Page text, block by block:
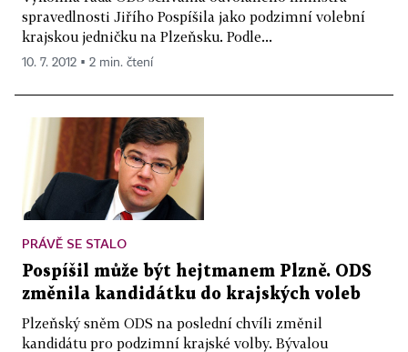
spravedlnosti Jiřího Pospíšila jako podzimní volební
krajskou jedničku na Plzeňsku. Podle...
10. 7. 2012 ▪ 2 min. čtení
PRÁVĚ SE STALO
Pospíšil může být hejtmanem Plzně. ODS
změnila kandidátku do krajských voleb
Plzeňský sněm ODS na poslední chvíli změnil
kandidátu pro podzimní krajské volby. Bývalou